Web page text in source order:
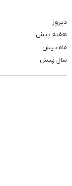
دیروز
هفته پیش
ماه پیش
سال پیش